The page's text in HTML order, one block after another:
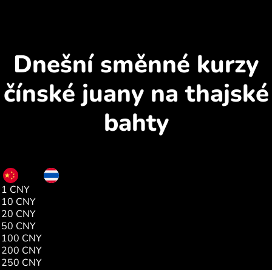
Dnešní směnné kurzy
čínské juany na thajské
bahty
CNY
1 CNY
10 CNY
20 CNY
50 CNY
100 CNY
200 CNY
250 CNY